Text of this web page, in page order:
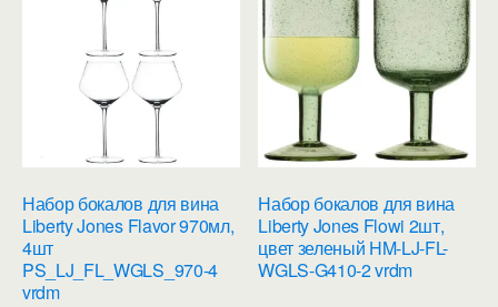
Набор бокалов для вина
Liberty Jones Flavor 970мл,
4шт
PS_LJ_FL_WGLS_970-4
vrdm
Набор бокалов для вина
Liberty Jones Flowi 2шт,
цвет зеленый HM-LJ-FL-
WGLS-G410-2 vrdm